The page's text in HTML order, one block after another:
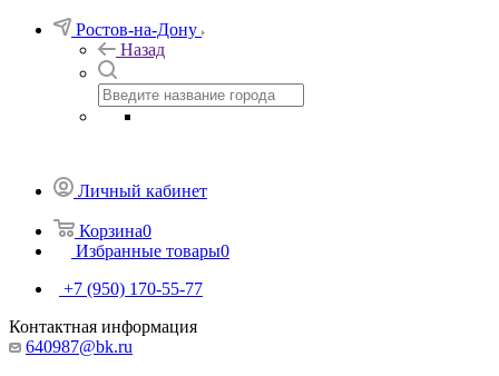
Ростов-на-Дону
Назад
Личный кабинет
Корзина0
Избранные товары0
+7 (950) 170-55-77
Контактная информация
640987@bk.ru